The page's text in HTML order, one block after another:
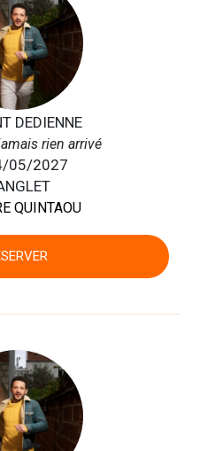
DEDIENNE
rien arrivé
05/2027
QUINTAOU